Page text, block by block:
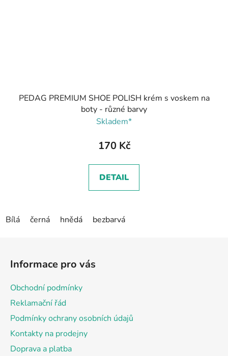
PEDAG PREMIUM SHOE POLISH krém s voskem na
boty - různé barvy
Skladem*
170 Kč
DETAIL
Bílá černá hnědá bezbarvá
Informace pro vás
Obchodní podmínky
Reklamační řád
Podmínky ochrany osobních údajů
Kontakty na prodejny
Doprava a platba